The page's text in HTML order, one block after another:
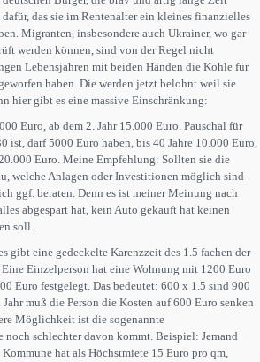
das sie im Rentenalter ein kleines finanzielles
Migranten, insbesondere auch Ukrainer, wo gar
werden können, sind von der Regel nicht
Lebensjahren mit beiden Händen die Kohle für
haben. Die werden jetzt belohnt weil sie
hier gibt es eine massive Einschränkung:
Euro, ab dem 2. Jahr 15.000 Euro. Pauschal für
ist, darf 5000 Euro haben, bis 40 Jahre 10.000 Euro,
Euro. Meine Empfehlung: Sollten sie die
welche Anlagen oder Investitionen möglich sind
ggf. beraten. Denn es ist meiner Meinung nach
abgespart hat, kein Auto gekauft hat keinen
soll.
gibt eine gedeckelte Karenzzeit des 1.5 fachen der
Einzelperson hat eine Wohnung mit 1200 Euro
Euro festgelegt. Das bedeutet: 600 x 1.5 sind 900
muß die Person die Kosten auf 600 Euro senken
Möglichkeit ist die sogenannte
noch schlechter davon kommt. Beispiel: Jemand
hat als Höchstmiete 15 Euro pro qm,